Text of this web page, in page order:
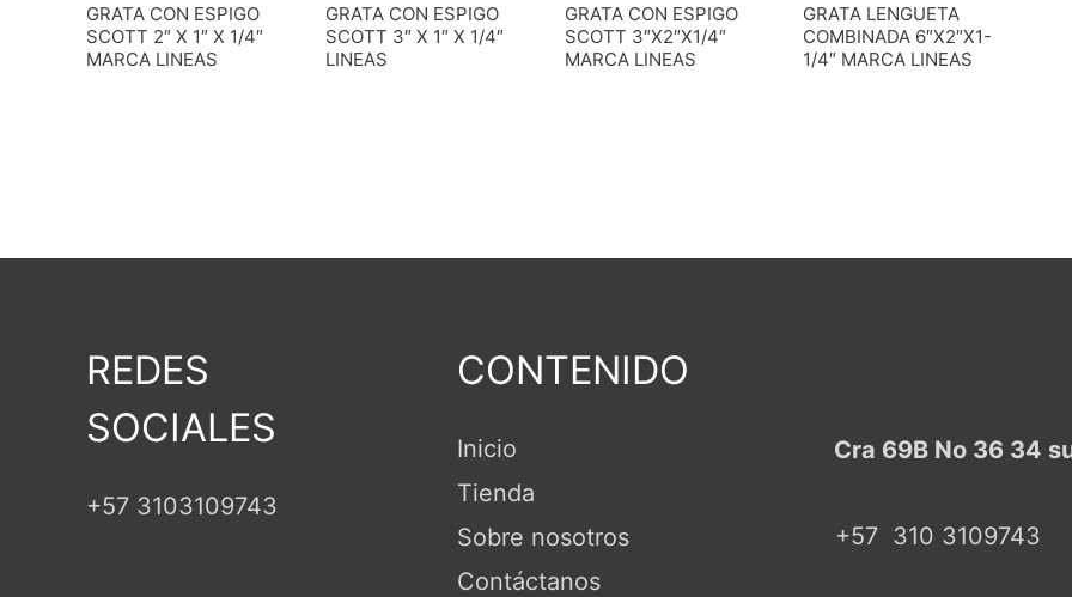
GRATA CON ESPIGO
SCOTT 2″ X 1″ X 1/4″
MARCA LINEAS
GRATA CON ESPIGO
SCOTT 3″ X 1″ X 1/4″
LINEAS
GRATA CON ESPIGO
SCOTT 3″X2″X1/4″
MARCA LINEAS
GRATA LENGUETA
COMBINADA 6″X2″X1-
1/4″ MARCA LINEAS
REDES
SOCIALES
+57 3103109743
CONTENIDO
Inicio
Tienda
Sobre nosotros
Contáctanos
Cra 69B No 36 34
+57 310 3109743